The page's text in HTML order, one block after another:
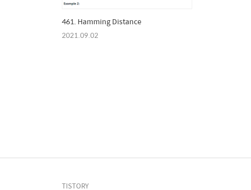
461. Hamming Distance
2021.09.02
TISTORY